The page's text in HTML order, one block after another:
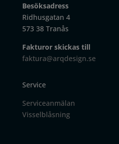
Besöksadress
Ridhusgatan 4
573 38 Tranås
Fakturor skickas till
faktura@arqdesign.se
Service
Serviceanmälan
Visselblåsning